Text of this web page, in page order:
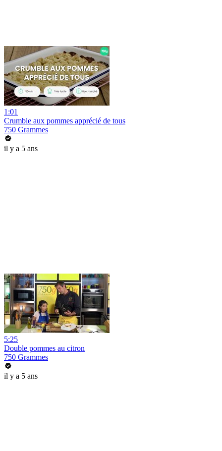
1:01
Crumble aux pommes apprécié de tous
750 Grammes
il y a 5 ans
5:25
Double pommes au citron
750 Grammes
il y a 5 ans